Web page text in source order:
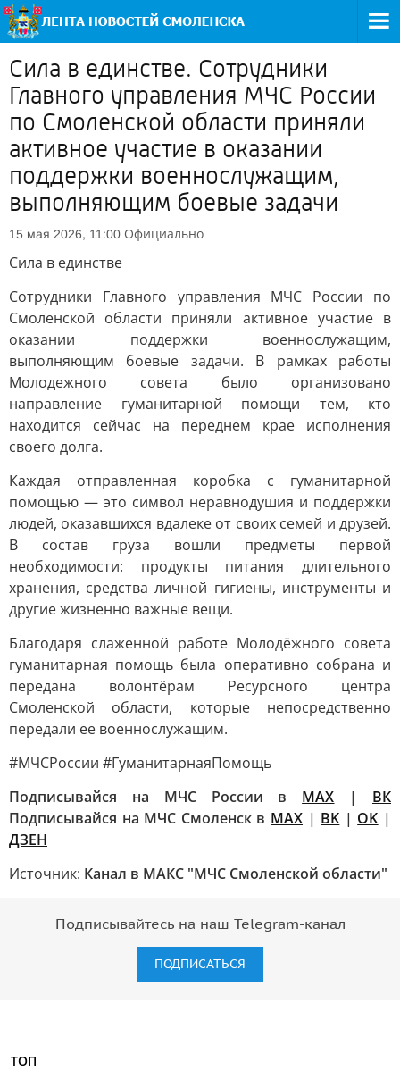
Сила в единстве. Сотрудники
Главного управления МЧС России
по Смоленской области приняли
активное участие в оказании
поддержки военнослужащим,
выполняющим боевые задачи
15 мая 2026, 11:00 Официально
Сила в единстве
Сотрудники Главного управления МЧС России по
Смоленской области приняли активное участие в
оказании поддержки военнослужащим,
выполняющим боевые задачи. В рамках работы
Молодежного совета было организовано
направление гуманитарной помощи тем, кто
находится сейчас на переднем крае исполнения
своего долга.
Каждая отправленная коробка с гуманитарной
помощью — это символ неравнодушия и поддержки
людей, оказавшихся вдалеке от своих семей и друзей.
В состав груза вошли предметы первой
необходимости: продукты питания длительного
хранения, средства личной гигиены, инструменты и
другие жизненно важные вещи.
Благодаря слаженной работе Молодёжного совета
гуманитарная помощь была оперативно собрана и
передана волонтёрам Ресурсного центра
Смоленской области, которые непосредственно
передали ее военнослужащим.
#МЧСРоссии #ГуманитарнаяПомощь
Подписывайся на МЧС России в MAX | ВК
Подписывайся на МЧС Смоленск в MAX | BK | OK |
ДЗЕН
Источник: Канал в МАКС "МЧС Смоленской области"
Подписывайтесь на наш Telegram-канал
ПОДПИСАТЬСЯ
ТОП